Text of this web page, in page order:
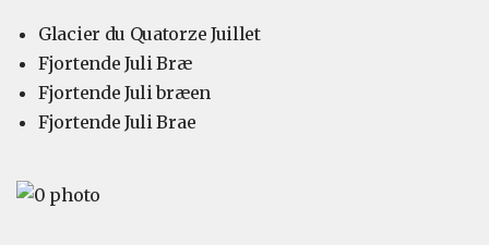
Glacier du Quatorze Juillet
Fjortende Juli Bræ
Fjortende Juli bræen
Fjortende Juli Brae